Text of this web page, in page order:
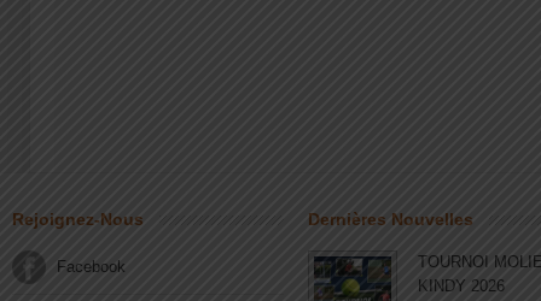
Rejoignez-Nous
Facebook
Dernières Nouvelles
TOURNOI
KINDY 2026